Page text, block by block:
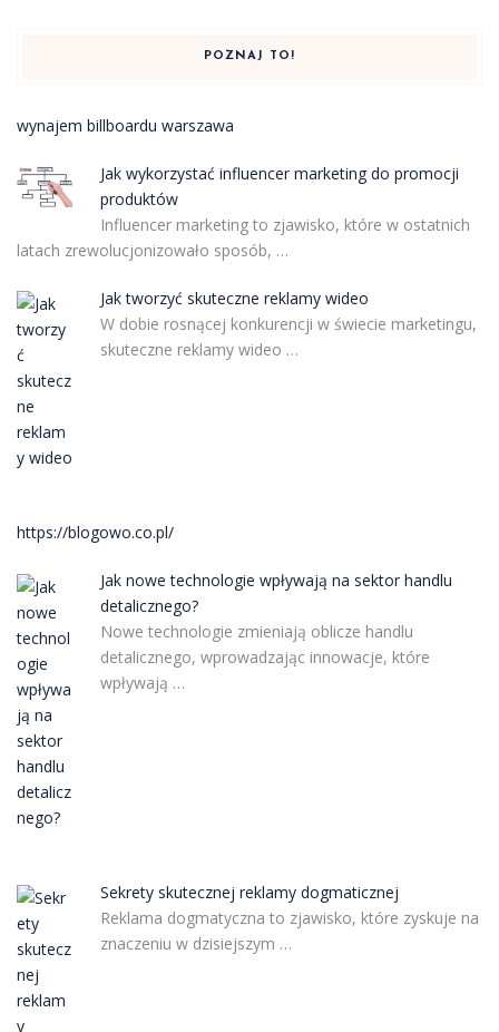
POZNAJ TO!
wynajem billboardu warszawa
Jak wykorzystać influencer marketing do promocji
produktów
Influencer marketing to zjawisko, które w ostatnich
latach zrewolucjonizowało sposób, …
Jak tworzyć skuteczne reklamy wideo
W dobie rosnącej konkurencji w świecie marketingu,
skuteczne reklamy wideo …
https://blogowo.co.pl/
Jak nowe technologie wpływają na sektor handlu
detalicznego?
Nowe technologie zmieniają oblicze handlu
detalicznego, wprowadzając innowacje, które
wpływają …
Sekrety skutecznej reklamy dogmaticznej
Reklama dogmatyczna to zjawisko, które zyskuje na
znaczeniu w dzisiejszym …